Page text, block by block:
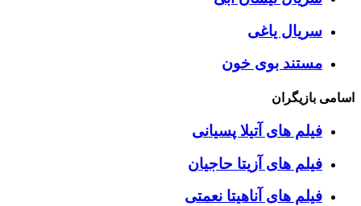
سریال یاغی
مستند بوی خون
اسامی بازیگران
فیلم های آتیلا پسیانی
فیلم های آزیتا حاجیان
فیلم های آناهیتا نعمتی